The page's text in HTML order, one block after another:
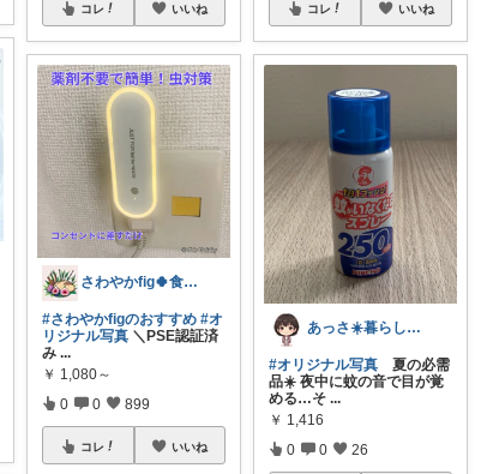
コレ いいね
さわやかfig🍀食と暮らしを楽しむ
#さわやかfigのおすすめ #オ
リジナル写真 ＼PSE認証済
み ...
￥ 1,080～
0 0 899
コレ いいね
コレ いいね
あっさ☀️暮らしをラクにする便利グッズ
#オリジナル写真 夏の必需
品☀️ 夜中に蚊の音で目が覚
める…そ ...
￥ 1,416
0 0 26